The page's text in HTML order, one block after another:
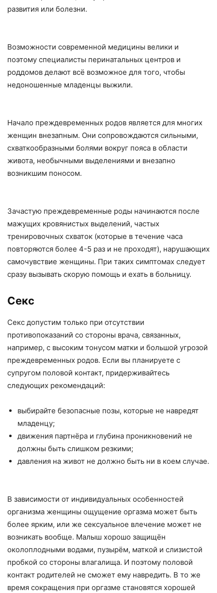
развития или болезни.
Возможности современной медицины велики и
поэтому специалисты перинатальных центров и
роддомов делают всё возможное для того, чтобы
недоношенные младенцы выжили.
Начало преждевременных родов является для многих
женщин внезапным. Они сопровождаются сильными,
схваткообразными болями вокруг пояса в области
живота, необычными выделениями и внезапно
возникшим поносом.
Зачастую преждевременные роды начинаются после
мажущих кровянистых выделений, частых
тренировочных схваток (которые в течение часа
повторяются более 4-5 раз и не проходят), нарушающих
самочувствие женщины. При таких симптомах следует
сразу вызывать скорую помощь и ехать в больницу.
Секс
Секс допустим только при отсутствии
противопоказаний со стороны врача, связанных,
например, с высоким тонусом матки и большой угрозой
преждевременных родов. Если вы планируете с
супругом половой контакт, придерживайтесь
следующих рекомендаций:
выбирайте безопасные позы, которые не навредят
младенцу;
движения партнёра и глубина проникновений не
должны быть слишком резкими;
давления на живот не должно быть ни в коем случае.
В зависимости от индивидуальных особенностей
организма женщины ощущение оргазма может быть
более ярким, или же сексуальное влечение может не
возникать вообще. Малыш хорошо защищён
околоплодными водами, пузырём, маткой и слизистой
пробкой со стороны влагалища. И поэтому половой
контакт родителей не сможет ему навредить. В то же
время сокращения при оргазме становятся хорошей